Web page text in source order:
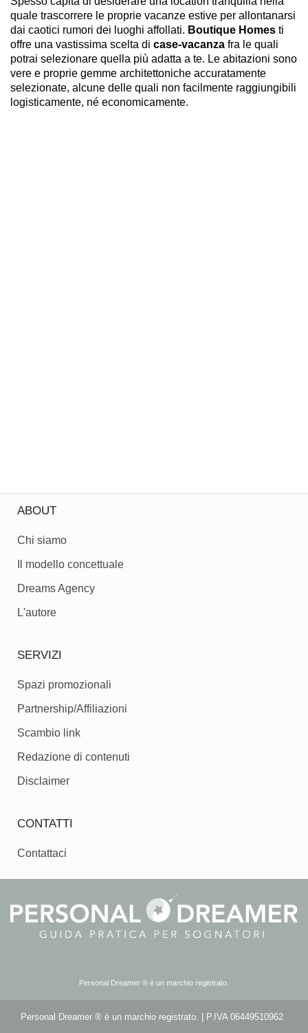
quale trascorrere le proprie vacanze estive per allontanarsi
dai caotici rumori dei luoghi affollati. Boutique Homes ti
offre una vastissima scelta di case-vacanza fra le quali
potrai selezionare quella più adatta a te. Le abitazioni sono
vere e proprie gemme architettoniche accuratamente
selezionate, alcune delle quali non facilmente raggiungibili
logisticamente, né economicamente.
ABOUT
Chi siamo
Il modello concettuale
Dreams Agency
L'autore
SERVIZI
Spazi promozionali
Partnership/Affiliazioni
Scambio link
Redazione di contenuti
Disclaimer
CONTATTI
Contattaci
Personal Dreamer ® è un marchio registrato.
Personal Dreamer ® è un marchio registrato. | P.IVA 06449510962